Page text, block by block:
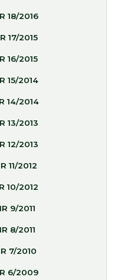
18/2016
17/2015
16/2015
15/2014
14/2014
13/2013
12/2013
11/2012
10/2012
9/2011
8/2011
7/2010
6/2009